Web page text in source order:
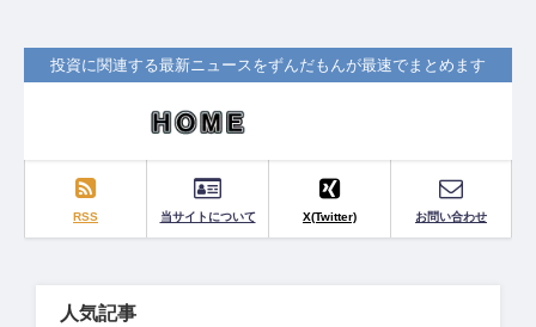
投資に関連する最新ニュースをずんだもんが最速でまとめます
RSS 当サイトについて X(Twitter) お問い合わせ
人気記事